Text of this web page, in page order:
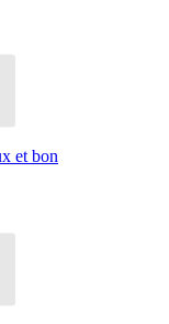
et bon